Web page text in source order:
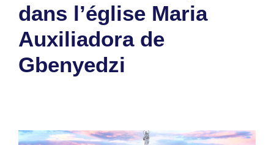
dans l’église Maria
Auxiliadora de
Gbenyedzi